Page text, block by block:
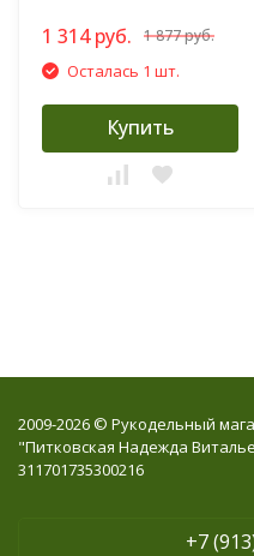
1 314 руб. 1 877 руб.
Осталась 1 шт.
Купить
2009-2026 © Рукодельный
"Питковская Надежда
311701735300216
+7